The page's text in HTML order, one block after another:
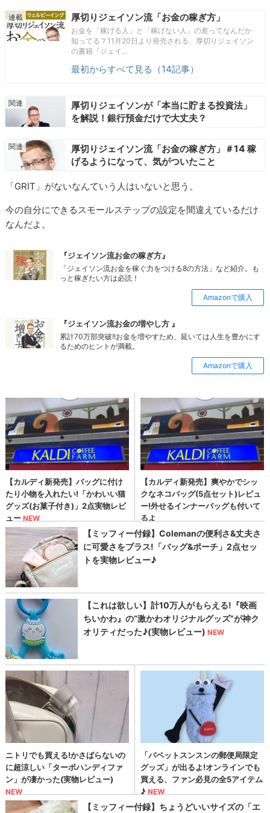
厚切りジェイソン流「お金の稼ぎ方」
お金を「稼げる人」と「稼げない人」の差ってなんだか
知ってる？11月20日より発売される、厚切りジェイソン
の書籍『ジェイ…
最初からすべて見る（14記事）
厚切りジェイソンが「本当に貯まる投資法」
を解説！銀行預金だけで大丈夫？
厚切りジェイソン流「お金の稼ぎ方」＃14 稼
げるようになって、気がついたこと
「GRIT」がないなんていう人はいないと思う。
今の自分にできるスモールステップの設定を間違えているだけ
なんだよ。
『ジェイソン流お金の稼ぎ方』
「ジェイソン流お金を稼ぐ力をつける8の方法」など紹介。も
っと稼ぎたい方は必読！
Amazonで購入
『ジェイソン流お金の増やし方 』
累計70万部突破!!お金を増やすため、延いては人生を豊かにす
るためのヒントが満載。
Amazonで購入